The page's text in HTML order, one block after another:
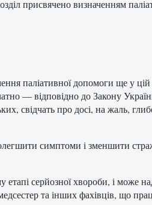
присвячено визначенням
паліативної допомоги ще у цій
— відповідно до Закону
свідчать про досі, на жаль,
симптоми і зменшити
серйозної хвороби, і може
та інших фахівців, що